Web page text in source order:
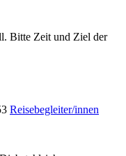
Bitte Zeit und Ziel der
Reisebegleiter/innen